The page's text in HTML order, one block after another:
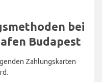
bei
Budapest
Zahlungskarten